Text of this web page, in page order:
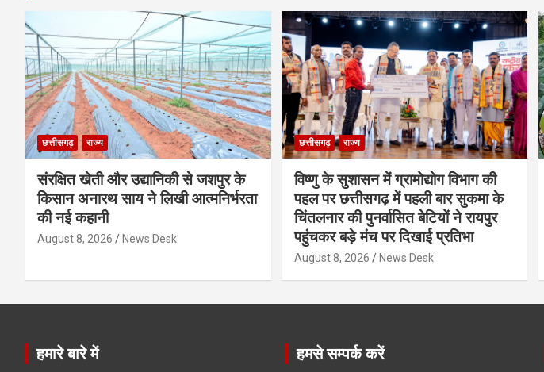
छत्तीसगढ़ राज्य
संरक्षित खेती और उद्यानिकी से जशपुर के
किसान अनारथ साय ने लिखी आत्मनिर्भरता
की नई कहानी
August 8, 2026 News Desk
छत्तीसगढ़ राज्य
विष्णु के सुशासन में ग्रामोद्योग विभाग की
पहल पर छत्तीसगढ़ में पहली बार सुकमा के
चिंतलनार की पुनर्वासित बेटियों ने रायपुर
पहुंचकर बड़े मंच पर दिखाई प्रतिभा
August 8, 2026 News Desk
हमारे बारे में हमसे सम्पर्क करें